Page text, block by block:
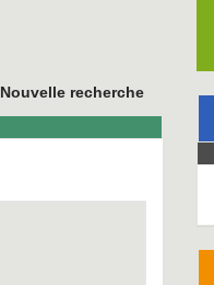
Nouvelle recherche